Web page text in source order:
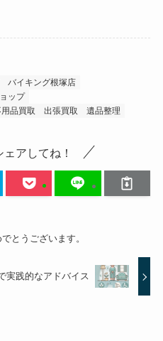
バイキング根塚店
ップ
品買取 出張買取 遺品整理
アしてね！
とうございます。
実践的なアドバイス